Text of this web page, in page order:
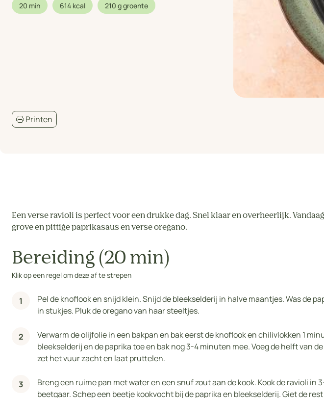
20 min 614 kcal 210 g groente
Printen
Een verse ravioli is perfect voor een drukke dag. Snel klaar en overheerlijk.
grove en pittige paprikasaus en verse oregano.
Bereiding (20 min)
Klik op een regel om deze af te strepen
Pel de knoflook en snijd klein. Snijd de bleekselderij in halve maantjes. Was de
in stukjes. Pluk de oregano van haar steeltjes.
Verwarm de olijfolie in een bakpan en bak eerst de knoflook en chilivlokken 1
bleekselderij en de paprika toe en bak nog 3-4 minuten mee. Voeg de helft van
zet het vuur zacht en laat pruttelen.
Breng een ruime pan met water en een snuf zout aan de kook. Kook de ravioli in
beetgaar. Schep een beetje kookvocht bij de paprika en bleekselderij. Giet de